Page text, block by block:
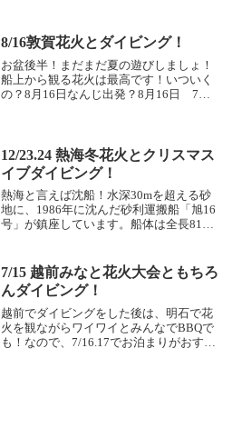
8/16敦賀花火とダイビング！
お盆後半！まだまだ夏の遊びしましょ！
船上から観る花火は最高です！いついく
の？8月16日なんじ出発？8月16日 7時
ング代...
12/23.24 熱海冬花火とクリスマス
イブダイビング！
熱海と言えば沈船！水深30mを超える砂
地に、1986年に沈んだ砂利運搬船「旭16
号」が鎮座しています。船体は全長81m
ているものの、ウインチや階段など、当
時の設備がその...
7/15 越前みなと花火大会ともちろ
んダイビング！
越前でダイビングをした後は、明石で花
火を観ながらワイワイとみんなでBBQで
も！なので、7/16.17でお泊まりがおすす